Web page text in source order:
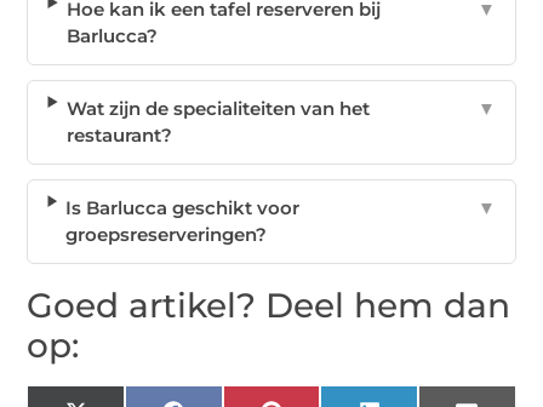
Hoe kan ik een tafel reserveren bij
Barlucca?
▼
Wat zijn de specialiteiten van het
restaurant?
▼
Is Barlucca geschikt voor
groepsreserveringen?
▼
Goed artikel? Deel hem dan
op: